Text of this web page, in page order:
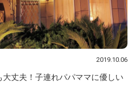
2019.10.06
大丈夫！子連れパパママに優しい